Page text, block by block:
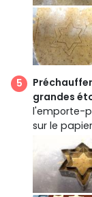
grandes
l'emporte-
sur le